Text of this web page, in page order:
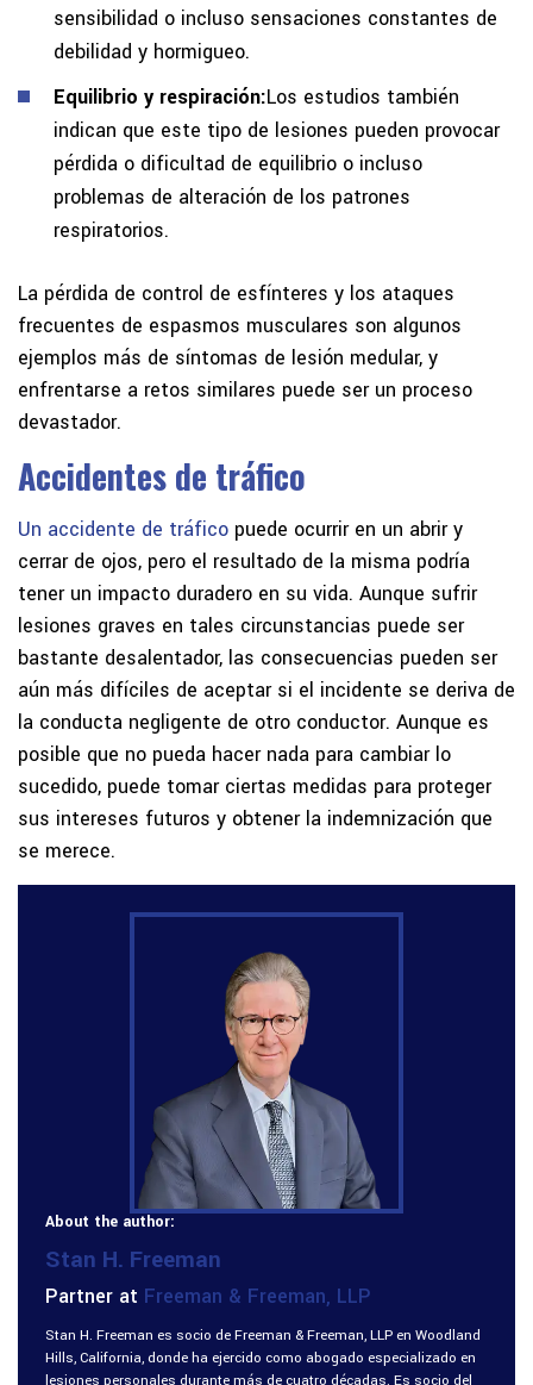
sensibilidad o incluso sensaciones constantes de
debilidad y hormigueo.
Equilibrio y respiración:Los estudios también
indican que este tipo de lesiones pueden provocar
pérdida o dificultad de equilibrio o incluso
problemas de alteración de los patrones
respiratorios.
La pérdida de control de esfínteres y los ataques
frecuentes de espasmos musculares son algunos
ejemplos más de síntomas de lesión medular, y
enfrentarse a retos similares puede ser un proceso
devastador.
Accidentes de tráfico
Un accidente de tráfico puede ocurrir en un abrir y
cerrar de ojos, pero el resultado de la misma podría
tener un impacto duradero en su vida. Aunque sufrir
lesiones graves en tales circunstancias puede ser
bastante desalentador, las consecuencias pueden ser
aún más difíciles de aceptar si el incidente se deriva de
la conducta negligente de otro conductor. Aunque es
posible que no pueda hacer nada para cambiar lo
sucedido, puede tomar ciertas medidas para proteger
sus intereses futuros y obtener la indemnización que
se merece.
About the author:
Stan H. Freeman
Partner at Freeman & Freeman, LLP
Stan H. Freeman es socio de Freeman & Freeman, LLP en Woodland
Hills, California, donde ha ejercido como abogado especializado en
lesiones personales durante más de cuatro décadas. Es socio del